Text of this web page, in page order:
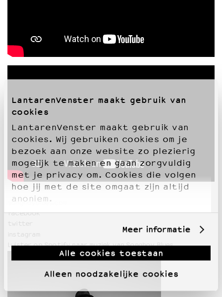
LantarenVenster maakt gebruik van
cookies
LantarenVenster maakt gebruik van
cookies. Wij gebruiken cookies om je
bezoek aan onze website zo plezierig
mogelijk te maken en gaan zorgvuldig
met je privacy om. Cookies die volgen
hoe jij met de site omgaat zijn altijd
anoniem.
Meer informatie
Alle cookies toestaan
Alleen noodzakelijke cookies
songhoyblues.com
facebook
twitter
instagram
Luister op Spotify naar muziek van Songhoy Blues